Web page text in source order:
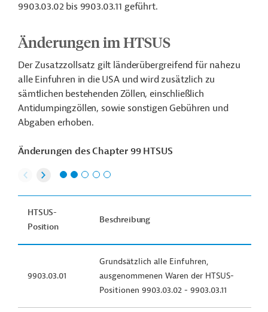
9903.03.02 bis 9903.03.11 geführt.
Änderungen im HTSUS
Der Zusatzzollsatz gilt länderübergreifend für nahezu
alle Einfuhren in die USA und wird zusätzlich zu
sämtlichen bestehenden Zöllen, einschließlich
Antidumpingzöllen, sowie sonstigen Gebühren und
Abgaben erhoben.
Änderungen des Chapter 99 HTSUS
HTSUS-
Position
Beschreibung
9903.03.01
Grundsätzlich alle Einfuhren,
ausgenommenen Waren der HTSUS-
Positionen 9903.03.02 - 9903.03.11